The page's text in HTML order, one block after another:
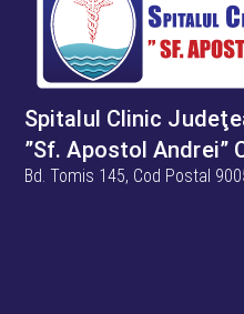
Spitalul Clinic
”Sf. Apostol Andrei”
Bd. Tomis 145, Cod Postal